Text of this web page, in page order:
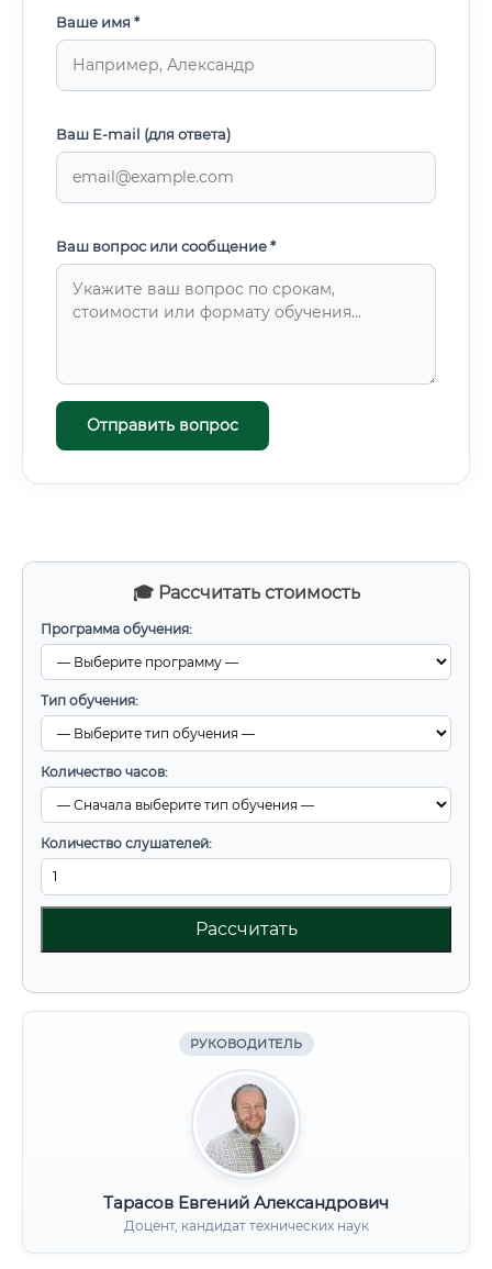
🎓 Рассчитать стоимость
Программа обучения:
Тип обучения:
Количество часов:
Количество слушателей:
Рассчитать
РУКОВОДИТЕЛЬ
Тарасов Евгений Александрович
Доцент, кандидат технических наук
Ваше имя *
Ваш E-mail (для ответа)
Ваш вопрос или сообщение *
Отправить вопрос